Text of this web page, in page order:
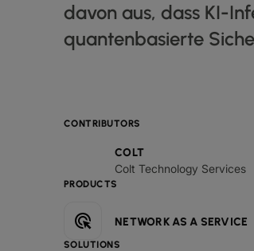
davon aus, dass KI-
quantenbasierte
CONTRIBUTORS
COLT
Colt Technology Services
PRODUCTS
NETWORK AS A SERVICE
SOLUTIONS